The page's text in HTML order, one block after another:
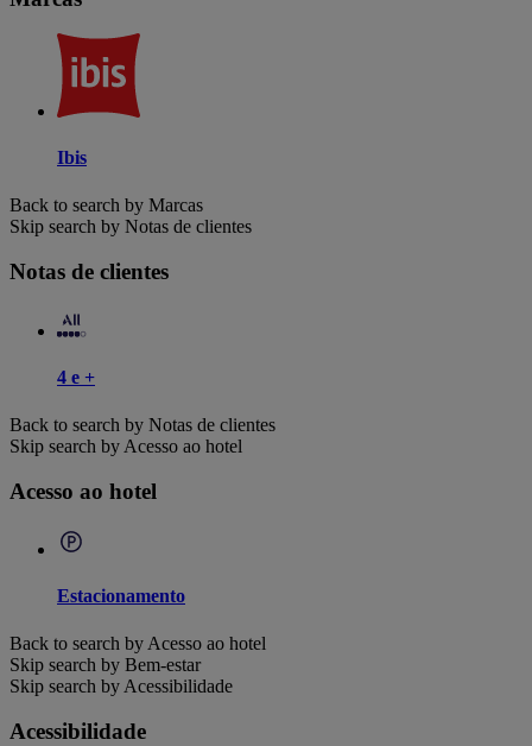
Ibis
Back to search by Marcas
Skip search by Notas de clientes
Notas de clientes
4 e +
Back to search by Notas de clientes
Skip search by Acesso ao hotel
Acesso ao hotel
Estacionamento
Back to search by Acesso ao hotel
Skip search by Bem-estar
Skip search by Acessibilidade
Acessibilidade